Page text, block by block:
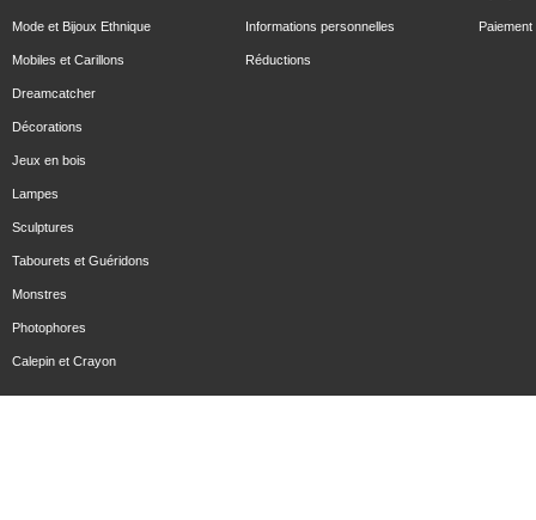
Mode et Bijoux Ethnique
Mobiles et Carillons
Dreamcatcher
Décorations
Jeux en bois
Lampes
Sculptures
Tabourets et Guéridons
Monstres
Photophores
Calepin et Crayon
Informations personnelles
Réductions